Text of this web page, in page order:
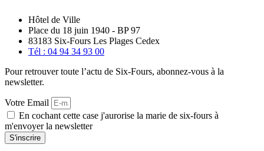
Hôtel de Ville
Place du 18 juin 1940 - BP 97
83183 Six-Fours Les Plages Cedex
Tél : 04 94 34 93 00
Pour retrouver toute l’actu de Six-Fours, abonnez-vous à la
newsletter.
Votre Email
En cochant cette case j'aurorise la marie de six-fours à
m'envoyer la newsletter
S'inscrire